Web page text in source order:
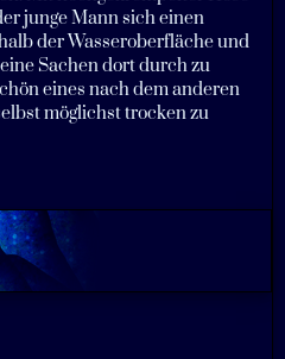
junge Mann sich einen
der Wasseroberfläche und
Sachen dort durch zu
eines nach dem anderen
möglichst trocken zu